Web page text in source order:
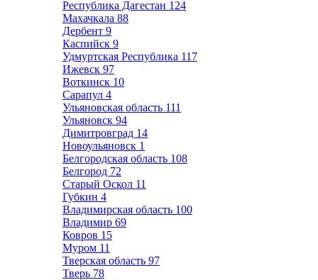
Республика Дагестан 124
Махачкала 88
Дербент 9
Каспийск 9
Удмуртская Республика 117
Ижевск 97
Воткинск 10
Сарапул 4
Ульяновская область 111
Ульяновск 94
Димитровград 14
Новоульяновск 1
Белгородская область 108
Белгород 72
Старый Оскол 11
Губкин 4
Владимирская область 100
Владимир 69
Ковров 15
Муром 11
Тверская область 97
Тверь 78